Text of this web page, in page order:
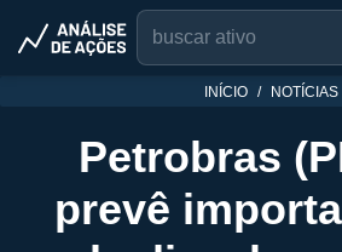
INÍCIO NOTÍCIAS
Petrobras
prevê